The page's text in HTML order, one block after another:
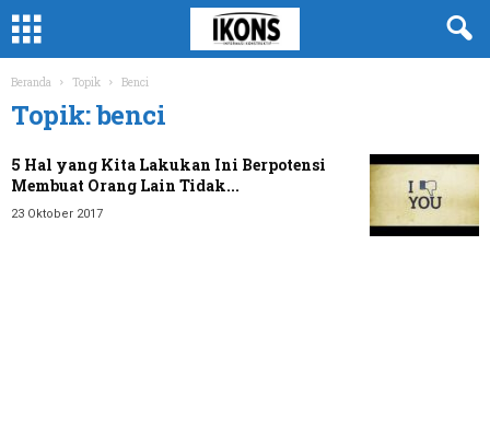
Beranda Topik Benci
Topik: benci
5 Hal yang Kita Lakukan Ini Berpotensi
Membuat Orang Lain Tidak...
23 Oktober 2017